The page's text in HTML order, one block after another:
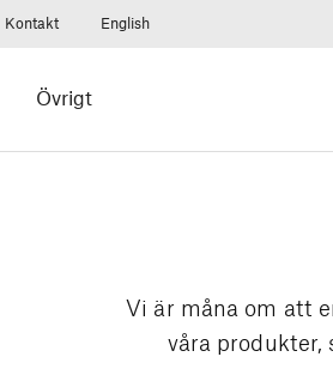
Kontakt English
Övrigt
Vi är måna om att
våra produkter,